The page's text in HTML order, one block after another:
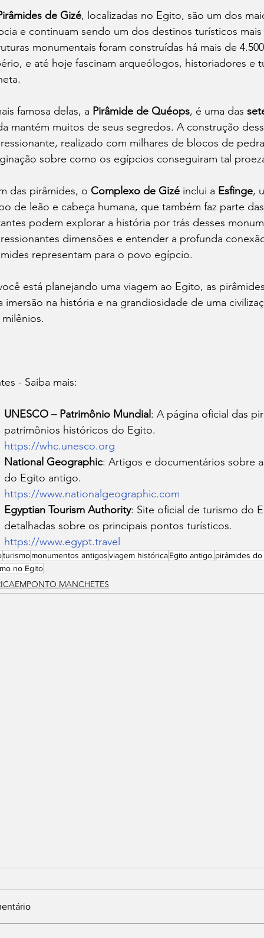
de Gizé, localizadas no Egito, são um dos
e continuam sendo um dos destinos turísticos
monumentais foram construídas há mais de
e até hoje fascinam arqueólogos, historiadores e
famosa delas, a Pirâmide de Quéops, é uma das
mantém muitos de seus segredos. A construção
realizado com milhares de blocos de
sobre como os egípcios conseguiram tal
das pirâmides, o Complexo de Gizé inclui a Esfinge,
de leão e cabeça humana, que também faz parte
podem explorar a história por trás desses
dimensões e entender a profunda
representam para o povo egípcio.
está planejando uma viagem ao Egito, as
imersão na história e na grandiosidade de uma
- Saiba mais:
UNESCO – Patrimônio Mundial : A página oficial das
patrimônios históricos do Egito.
https://whc.unesco.org
National Geographic: Artigos e documentários sobre
do Egito antigo.
https://www.nationalgeographic.com
Egyptian Tourism Authority: Site oficial de turismo do
detalhadas sobre os principais pontos turísticos.
https://www.egypt.travel
turismomonumentos antigosviagem históricaEgito antigo. pirâmides do
no Egito
MANCHETES